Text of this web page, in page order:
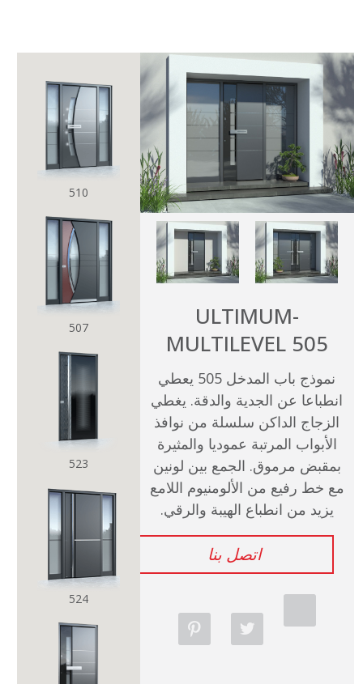
كيفية الاختيار
نموذج
الكل
وان تاتش ONE TOUCH
بيور PURE
مالتي ليفل MULTILEVEL
كلاسيكو CLASSICO
بريميام PREMIUM
كتالوجات
للمهندسين المعماريين
صالة عرض
اتصل بنا
كتالوجات
ULTIMUM-
MULTILEVEL 505
نموذج باب المدخل 505 يعطي
انطباعا عن الجدية والدقة. يغطي
الزجاج الداكن سلسلة من نوافذ
الأبواب المرتبة عموديا والمثيرة
بمقبض مرموق. الجمع بين لونين
مع خط رفيع من الألومنيوم اللامع
يزيد من انطباع الهيبة والرقي.
اتصل بنا
t
p
510
507
523
524